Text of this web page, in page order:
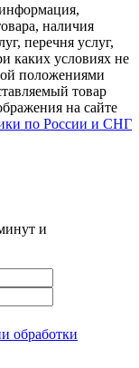
наличия
перечня услуг,
каких условиях не
положениями
товар
на сайте
по России и СНГ
и
обработки